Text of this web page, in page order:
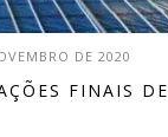
DE 2020
FINAIS DE